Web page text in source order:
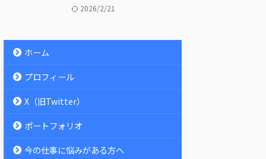
2026/2/21
ホーム
プロフィール
X（旧Twitter）
ポートフォリオ
今の仕事に悩みがある方へ